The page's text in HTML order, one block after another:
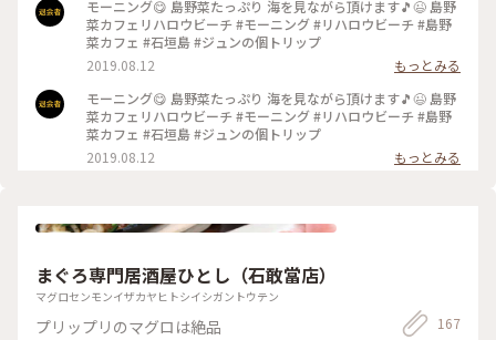
モーニング😋 島野菜たっぷり 海を見ながら頂けます🎵😉 島野
菜カフェリハロウビーチ #モーニング #リハロウビーチ #島野
菜カフェ #石垣島 #ジュンの個トリップ
2019.08.12
もっとみる
モーニング😋 島野菜たっぷり 海を見ながら頂けます🎵😉 島野
菜カフェリハロウビーチ #モーニング #リハロウビーチ #島野
菜カフェ #石垣島 #ジュンの個トリップ
2019.08.12
もっとみる
まぐろ専門居酒屋ひとし（石敢當店）
マグロセンモンイザカヤヒトシイシガントウテン
プリップリのマグロは絶品 167